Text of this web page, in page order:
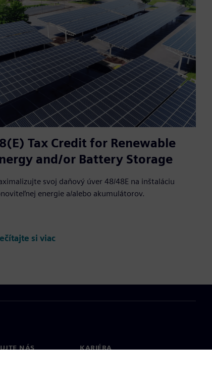
Tax Credit for Renewable
and/or Battery Storage
svoj daňový úver 48/48E na inštaláciu
energie a/alebo akumulátorov.
si viac
NÁS KARIÉRA